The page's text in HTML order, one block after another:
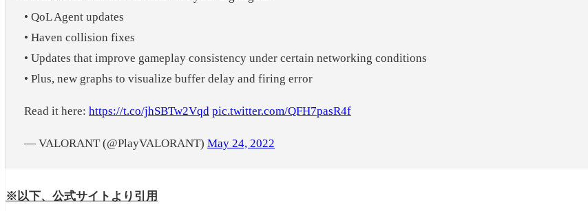
• QoL Agent updates
• Haven collision fixes
• Updates that improve gameplay consistency under certain networking conditions
• Plus, new graphs to visualize buffer delay and firing error
Read it here: https://t.co/jhSBTw2Vqd pic.twitter.com/QFH7pasR4f
— VALORANT (@PlayVALORANT) May 24, 2022
※以下、公式サイトより引用